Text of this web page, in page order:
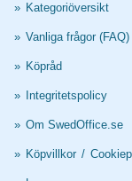
» Kategoriöversikt
» Vanliga frågor (FAQ)
» Köpråd
» Integritetspolicy
» Om SwedOffice.se
» Köpvillkor /